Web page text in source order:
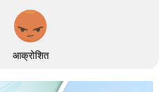
आक्रोशित